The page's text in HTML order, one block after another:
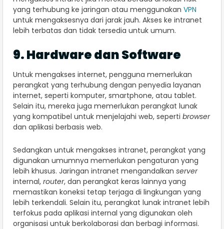
yang terhubung ke jaringan atau menggunakan VPN
untuk mengaksesnya dari jarak jauh. Akses ke intranet
lebih terbatas dan tidak tersedia untuk umum.
9. Hardware dan Software
Untuk mengakses internet, pengguna memerlukan
perangkat yang terhubung dengan penyedia layanan
internet, seperti komputer, smartphone, atau tablet.
Selain itu, mereka juga memerlukan perangkat lunak
yang kompatibel untuk menjelajahi web, seperti browser
dan aplikasi berbasis web.
Sedangkan untuk mengakses intranet, perangkat yang
digunakan umumnya memerlukan pengaturan yang
lebih khusus. Jaringan intranet mengandalkan server
internal, router, dan perangkat keras lainnya yang
memastikan koneksi tetap terjaga di lingkungan yang
lebih terkendali. Selain itu, perangkat lunak intranet lebih
terfokus pada aplikasi internal yang digunakan oleh
organisasi untuk berkolaborasi dan berbagi informasi.